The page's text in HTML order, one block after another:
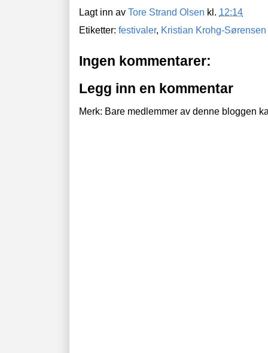
Lagt inn av Tore Strand Olsen kl. 12:14
Etiketter: festivaler, Kristian Krohg-Sørensen
Ingen kommentarer:
Legg inn en kommentar
Merk: Bare medlemmer av denne bloggen